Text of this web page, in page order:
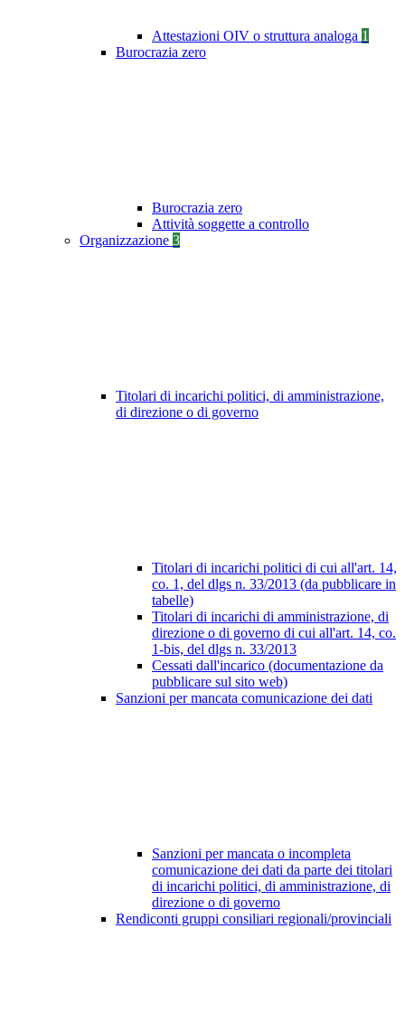
Attestazioni OIV o struttura analoga 1
Burocrazia zero
Burocrazia zero
Attività soggette a controllo
Organizzazione 3
Titolari di incarichi politici, di amministrazione,
di direzione o di governo
Titolari di incarichi politici di cui all'art. 14,
co. 1, del dlgs n. 33/2013 (da pubblicare in
tabelle)
Titolari di incarichi di amministrazione, di
direzione o di governo di cui all'art. 14, co.
1-bis, del dlgs n. 33/2013
Cessati dall'incarico (documentazione da
pubblicare sul sito web)
Sanzioni per mancata comunicazione dei dati
Sanzioni per mancata o incompleta
comunicazione dei dati da parte dei titolari
di incarichi politici, di amministrazione, di
direzione o di governo
Rendiconti gruppi consiliari regionali/provinciali